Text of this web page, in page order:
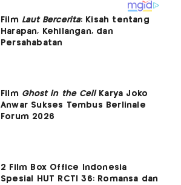
Film Laut Bercerita: Kisah tentang
Harapan, Kehilangan, dan
Persahabatan
Film Ghost in the CellKarya Joko
Anwar Sukses Tembus Berlinale
Forum 2026
2 Film Box Office Indonesia
Spesial HUT RCTI 36: Romansa dan